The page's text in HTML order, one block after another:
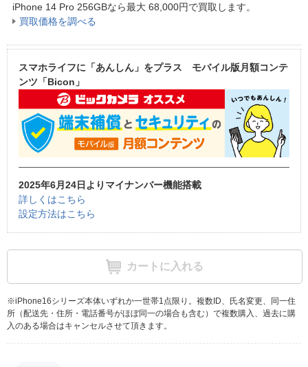
iPhone 14 Pro 256GBなら最大 68,000円で買取します。
買取価格を調べる
スマホライフに「あんしん」をプラス モバイル版月額コンテ
ンツ「Bicon」
2025年6月24日よりマイナンバー機能搭載
詳しくはこちら
設定方法はこちら
カートに入れる
※iPhone16シリーズ本体いずれか一世帯1点限り。複数ID、氏名変更、同一住
所（配送先・住所・電話番号がほぼ同一の場合も含む）で複数購入、過去に購
入のある場合はキャンセルさせて頂きます。